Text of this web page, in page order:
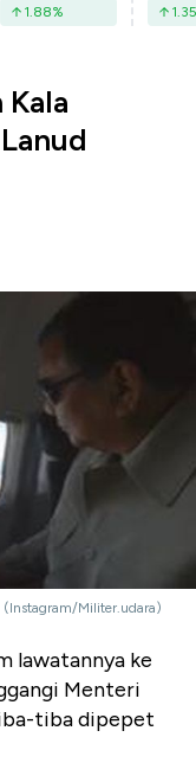
1.88% 1.35
(Instagram/Militer.udara)
lawatannya ke
Menteri
tiba dipepet